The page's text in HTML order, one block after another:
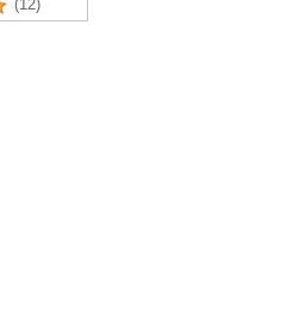
(12)